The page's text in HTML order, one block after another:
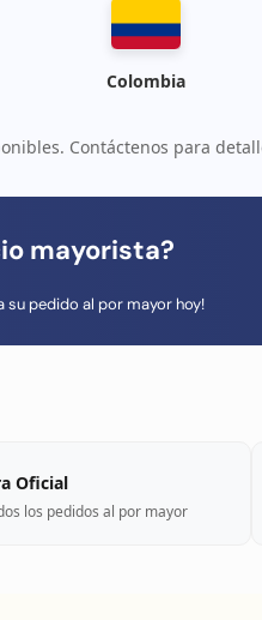
Colombia
Contáctenos para
mayorista?
su pedido al por mayor hoy!
Oficial
los pedidos al por mayor